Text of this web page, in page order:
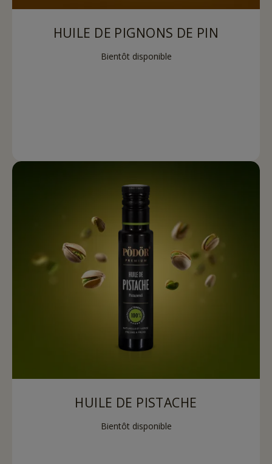
HUILE DE PIGNONS DE PIN
Bientôt disponible
HUILE DE PISTACHE
Bientôt disponible